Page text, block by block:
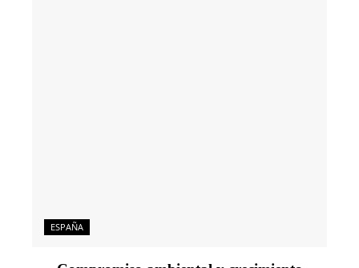
ESPAÑA